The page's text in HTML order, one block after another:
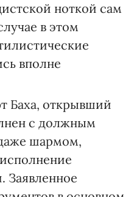
ноткой сам
в этом
вполне
Баха, открывший
с должным
шармом,
Заявленное